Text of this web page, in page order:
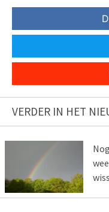
VERDER IN HET